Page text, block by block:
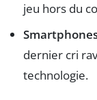
jeu hors du
dernier cri
technologie.